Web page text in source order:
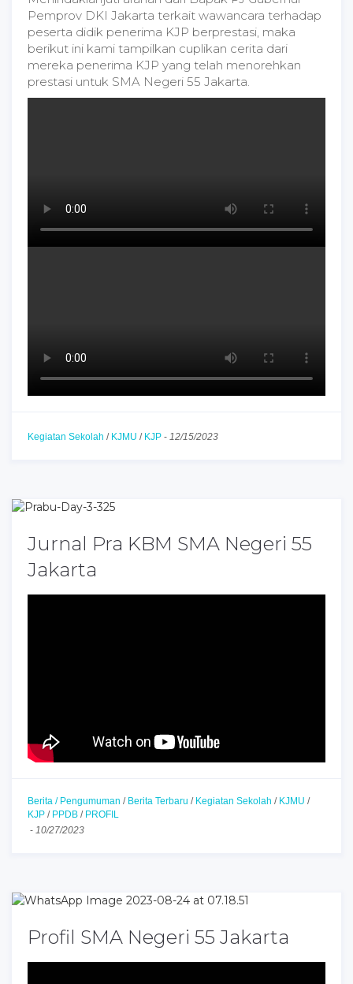
Pemprov DKI Jakarta terkait wawancara terhadap
peserta didik penerima KJP berprestasi, maka
berikut ini kami tampilkan cuplikan cerita dari
mereka penerima KJP yang telah menorehkan
prestasi untuk SMA Negeri 55 Jakarta.
Kegiatan Sekolah / KJMU / KJP - 12/15/2023
Jurnal Pra KBM SMA Negeri 55
Jakarta
Berita / Pengumuman / Berita Terbaru / Kegiatan Sekolah / KJMU /
KJP / PPDB / PROFIL
- 10/27/2023
Profil SMA Negeri 55 Jakarta